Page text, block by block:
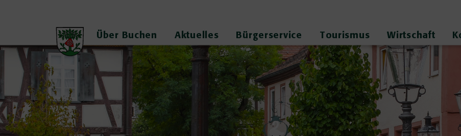
Über Buchen Aktuelles Bürgerservice Tourismus Wirtschaft